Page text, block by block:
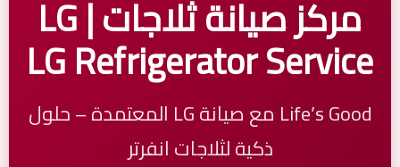
مركز صيانة ثلاجات LG |
LG Refrigerator Service
Life’s Good مع صيانة LG المعتمدة – حلول
ذكية لثلاجات انفرتر